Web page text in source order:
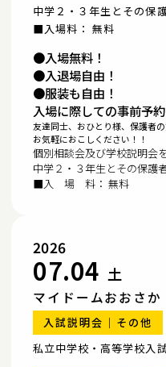
中学２・３年生とその保
■入場料： 無料
●入場無料！
●入退場自由！
●服装も自由！
入場に際しての事前予約
友達同士、おひとり様、保護者
お気軽におこしください！！
個別相談会及び学校説明会
中学２・３年生とその保護
■入 場 料： 無料
2026
07.04 土
マイドームおおさ
入試説明会
その他
私立中学校・高等学校入